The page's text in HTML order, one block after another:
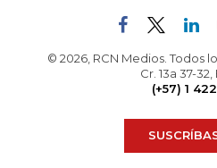
© 2026, RCN Medios. Todos
Cr. 13a 37-
(+57) 1